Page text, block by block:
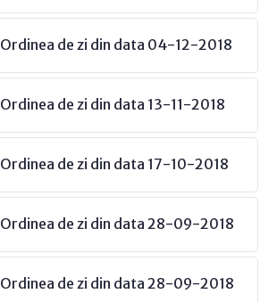
Ordinea de zi din data 04-12-2018
Ordinea de zi din data 13-11-2018
Ordinea de zi din data 17-10-2018
Ordinea de zi din data 28-09-2018
Ordinea de zi din data 28-09-2018